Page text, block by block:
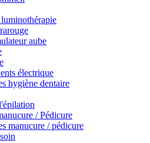
aube
électrique
hygiène dentaire
/ Pédicure
manucure / pédicure